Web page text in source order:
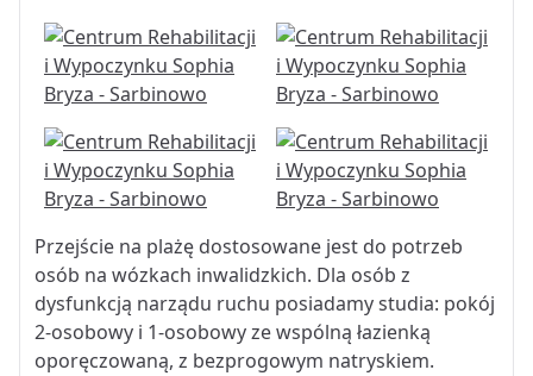
Przejście na plażę dostosowane jest do potrzeb
osób na wózkach inwalidzkich. Dla osób z
dysfunkcją narządu ruchu posiadamy studia: pokój
2-osobowy i 1-osobowy ze wspólną łazienką
oporęczowaną, z bezprogowym natryskiem.